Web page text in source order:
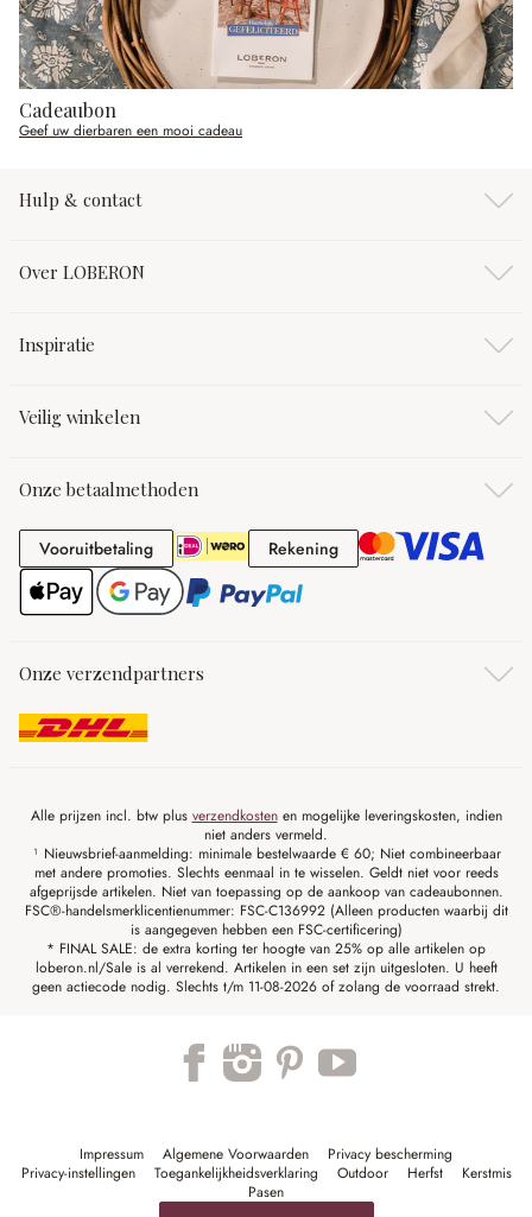
Cadeaubon
Geef uw dierbaren een mooi cadeau
Hulp & contact
Over LOBERON
Inspiratie
Veilig winkelen
Onze betaalmethoden
VooruitbetalingVooruitbetaling RekeningRekening
Onze verzendpartners
Alle prijzen incl. btw plus verzendkostenen mogelijke leveringskosten, indien
niet anders vermeld.
¹ Nieuwsbrief-aanmelding: minimale bestelwaarde € 60; Niet combineerbaar
met andere promoties. Slechts eenmaal in te wisselen. Geldt niet voor reeds
afgeprijsde artikelen. Niet van toepassing op de aankoop van cadeaubonnen.
FSC®-handelsmerklicentienummer: FSC-C136992 (Alleen producten waarbij dit
is aangegeven hebben een FSC-certificering)
* FINAL SALE: de extra korting ter hoogte van 25% op alle artikelen op
loberon.nl/Sale is al verrekend. Artikelen in een set zijn uitgesloten. U heeft
geen actiecode nodig. Slechts t/m 11-08-2026 of zolang de voorraad strekt.
Impressum Algemene Voorwaarden
Privacy bescherming
Privacy-instellingen
Toegankelijkheidsverklaring Outdoor Herfst
Kerstmis
Pasen